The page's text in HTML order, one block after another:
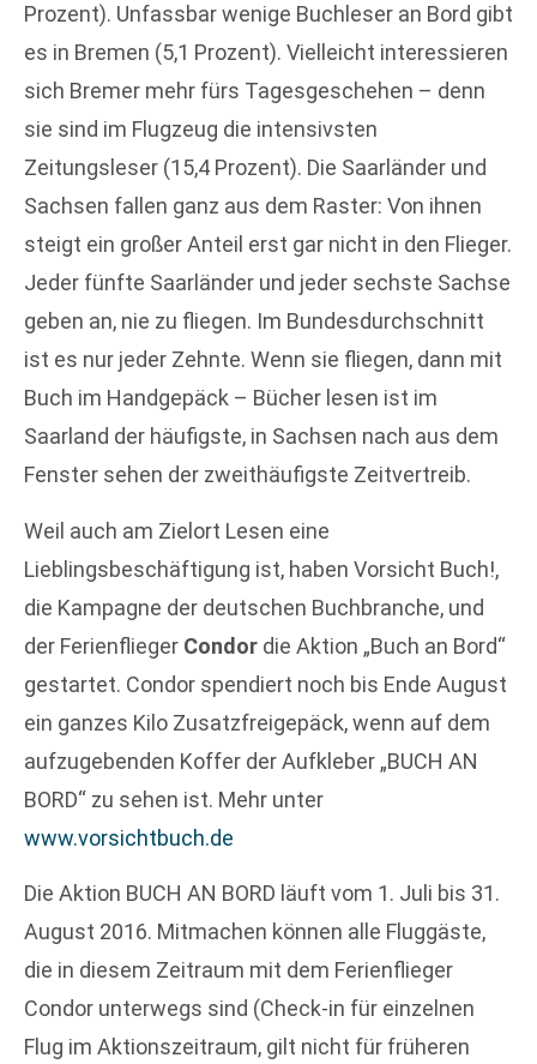
Prozent). Unfassbar wenige Buchleser an Bord gibt
es in Bremen (5,1 Prozent). Vielleicht interessieren
sich Bremer mehr fürs Tagesgeschehen – denn
sie sind im Flugzeug die intensivsten
Zeitungsleser (15,4 Prozent). Die Saarländer und
Sachsen fallen ganz aus dem Raster: Von ihnen
steigt ein großer Anteil erst gar nicht in den Flieger.
Jeder fünfte Saarländer und jeder sechste Sachse
geben an, nie zu fliegen. Im Bundesdurchschnitt
ist es nur jeder Zehnte. Wenn sie fliegen, dann mit
Buch im Handgepäck – Bücher lesen ist im
Saarland der häufigste, in Sachsen nach aus dem
Fenster sehen der zweithäufigste Zeitvertreib.
Weil auch am Zielort Lesen eine
Lieblingsbeschäftigung ist, haben Vorsicht Buch!,
die Kampagne der deutschen Buchbranche, und
der Ferienflieger Condor die Aktion „Buch an Bord“
gestartet. Condor spendiert noch bis Ende August
ein ganzes Kilo Zusatzfreigepäck, wenn auf dem
aufzugebenden Koffer der Aufkleber „BUCH AN
BORD“ zu sehen ist. Mehr unter
www.vorsichtbuch.de
Die Aktion BUCH AN BORD läuft vom 1. Juli bis 31.
August 2016. Mitmachen können alle Fluggäste,
die in diesem Zeitraum mit dem Ferienflieger
Condor unterwegs sind (Check-in für einzelnen
Flug im Aktionszeitraum, gilt nicht für früheren